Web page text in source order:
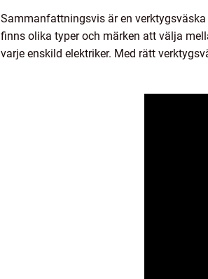
Sammanfattningsvis är en
finns olika typer och märken att välja
varje enskild elektriker. Med rätt